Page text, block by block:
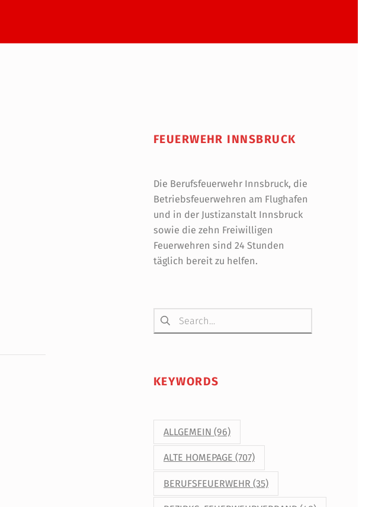
FEUERWEHR INNSBRUCK
Die Berufsfeuerwehr Innsbruck, die
Betriebsfeuerwehren am Flughafen
und in der Justizanstalt Innsbruck
sowie die zehn Freiwilligen
Feuerwehren sind 24 Stunden
täglich bereit zu helfen.
Suchen nach:
KEYWORDS
ALLGEMEIN (96)
ALTE HOMEPAGE (707)
BERUFSFEUERWEHR (35)